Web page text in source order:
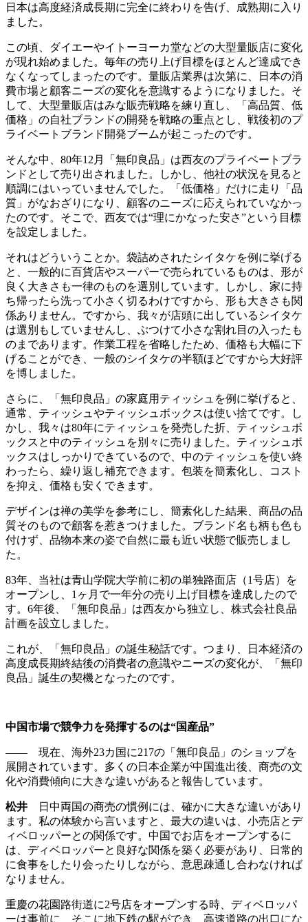
日本は高度経済成長期に完全に終わりを告げ、成熟期に入り
ました。
この頃、ダイエーやイトーヨーカ堂などの大型量販店に変化
が現れ始めました。毎年の売り上げ目標をほとんど達成でき
なくなってしまったのです。量販店業界は次第に、日本の消
費市場と顧客ニーズの変化を意識するようになりました。そ
して、大型量販店はみな販売戦略を練り直し、「高品質、低
価格」の自社ブランドの開発を戦略の重点とし、戦後初のプ
ライベートブランド開発ブームが起こったのです。
そんな中、80年12月「無印良品」は西友のプライベートブラ
ンドとして売り出されました。しかし、他社の状況を見ると
順調にはいっていませんでした。「低価格」だけに走り「品
質」がなおざりになり、顧客のニーズに応えられていなかっ
たのです。そこで、西友では“理にかなった安さ”という目標
を設定しました。
それはどういうことか。袋詰めされたシイタケを例に挙げる
と、一般的に百貨店やスーパーで売られているものは、形が
良く大きさも一律のものを選別しています。しかし、家に持
ち帰ったら洗って小さく切るわけですから、形も大きさも関
係ありません。ですから、我々が店頭に出しているシイタケ
は選別もしていませんし、ぶつけて小さな割れ目の入ったも
のまであります。作業工程を省略したため、価格も大幅に下
げることができ、一般のシイタケの半額ほどですから大好評
を博しました。
さらに、「無印良品」の家庭用ティッシュを例に挙げると、
通常、ティッシュやティッシュボックスは使い捨てです。し
かし、我々は80年にティッシュを発売した折、ティッシュボ
ックスと中のティッシュを別々に売りました。ティッシュボ
ックスはしっかりできているので、中のティッシュを使い終
わったら、繰り返し補充できます。包装を簡素化し、コスト
を抑え、価格も安くできます。
デザインは禅の美学を参考にし、簡素化した結果、商品の品
質そのもので顧客を惹きつけました。ブランド名も柄も色も
付けず、品物本来の姿で自然に最も近い状態で販売しまし
た。
83年、当社は青山学院大学前に初の単独路面店（1号店）を
オープンし、1ヶ月で一年分の売り上げ目標を達成したので
す。6年後、「無印良品」は西友から独立し、株式会社良品
計画を設立しました。
これが、「無印良品」の誕生秘話です。つまり、日本経済の
高度成長期終結後の消費者の意識やニーズの変化が、「無印
良品」誕生の契機となったのです。
中国市場で競争力を発揮するのは“国産品”
―― 現在、海外23カ国に217の「無印良品」のショップを
展開されています。多くの日本企業が中国進出後、商売の文
化や消費傾向に大きな違いがあると報告しています。
松井 日中両国の商売の慣例には、確かに大きな違いがあり
ます。私の体験から言いますと、最大の違いは、小売店とデ
ィベロッパーとの関係です。中国でお店をオープンするに
は、ディベロッパーと良好な関係を築く必要があり、日常的
に食事をしたり会ったりしながら、意思疎通し合わなければ
なりません。
重慶の花園路街道に2号店をオープンする時、ディベロッパ
ーは事前に、そこに地下鉄の駅ができ、高速道路の出口にな